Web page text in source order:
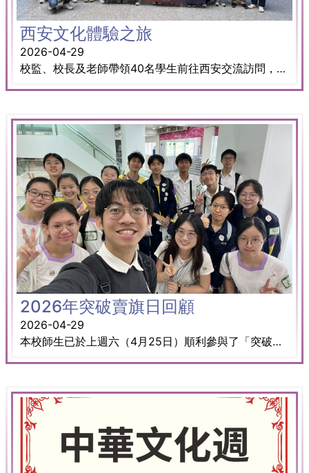
西安文化體驗之旅
2026-04-29
校監、校長及老師帶領40名學生前往西安交流訪問，拜訪姊妹學校──西安市育才中學，並參觀秦陵兵馬俑，漫步於歷史悠久的古都之中，親身感受中華文明深厚而燦爛的文化底蘊。
2026年突破賣旗日回顧
2026-04-29
本校師生已於上週六（4月25日）順利參與了「突破賣旗日」活動！ 參與活動的老師和同學都非常投入且享受過程，盼望我們同心合力所籌得的善款能為有需要的群體帶來實質的幫助與支持。 特別感謝曾老師及陳老師悉心帶領同學參與是次賣旗日，讓同學們在義工服務中，獲得寶貴的學習體驗。